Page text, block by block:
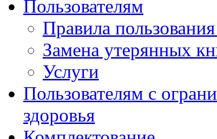
Пользователям
Правила
Замена утерянных
Услуги
Пользователям с
здоровья